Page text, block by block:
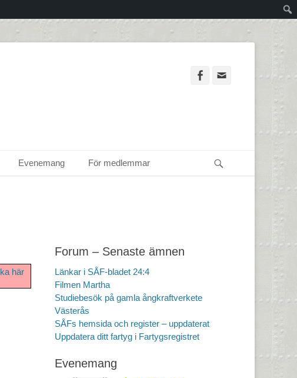
Facebook
Evenemang För medlemmar
här
Forum – Senaste ämnen
Länkar i SÅF-bladet 24:4
Filmen Martha
Studiebesök på gamla ångkraftverkete
Västerås
SÅFs hemsida och register – uppdaterat
Uppdatera ditt fartyg i Fartygsregistret
Evenemang